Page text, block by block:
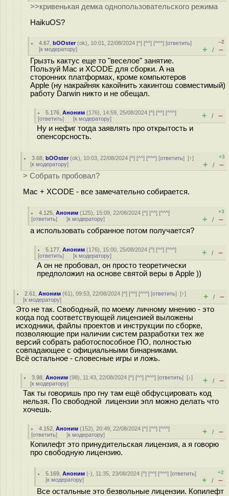
>>кривенькая демка однопользовательского режима
HaikuOS?
4.67 ,bOOster(ok), 10:01, 22/08/2024 [^] [^^] [^^^] [ответить]
[к модератору]
–2
+ / –
Грызть кактус еще то "веселое" занятие.
Пользуй Mac и XCODE для сборки. А на
сторонних платформах, кроме компьютеров
Apple (ну накрайняк какойнить хакинтош совместимый)
работу Darwin никто и не обещал.
5.176 ,Аноним (176), 14:59, 25/08/2024 [^] [^^] [^^^]
[ответить] [к модератору] + / –
Ну и нефиг тогда заявлять про открытость и
опенсорсность.
3.68 ,bOOster(ok), 10:03, 22/08/2024 [^] [^^] [^^^] [ответить][↑]
[к модератору]
+3
+ / –
> Собрать пробовал?
Mac + XCODE - все замечательно собирается.
4.125 ,Аноним (125), 15:09, 22/08/2024 [^] [^^] [^^^]
[ответить] [к модератору]
+3
+ / –
а использовать собранное потом получается?
5.177 ,Аноним (176), 15:00, 25/08/2024 [^] [^^] [^^^]
[ответить] [к модератору] + / –
А он не пробовал, он просто теоретически
предположил на основе святой веры в Apple ))
2.61 ,Аноним (61), 09:53, 22/08/2024 [^] [^^] [^^^] [ответить][↑]
[к модератору] + / –
Это не так. Свободный, по моему личному мнению - это
когда под соответствующей лицензией выложены
исходники, файлы проектов и инструкции по сборке,
позволяющие при наличии систем разработки тех же
версий собрать работоспособное ПО, полностью
совпадающее с официальными бинарниками.
Всё остальное - словесные игры и ложь.
3.98 ,Аноним (98), 11:43, 22/08/2024 [^] [^^] [^^^] [ответить][↓]
[к модератору] + / –
Так ты говоришь про гну там ещё обфусцировать код
нельзя. По свободной лицензии эпл можно делать что
хочешь.
4.152 ,Аноним (152), 20:49, 22/08/2024 [^] [^^] [^^^]
[ответить] [к модератору] + / –
Копилефт это принудительская лицензия, а я говорю
про свободную лицензию.
5.169 ,Аноним (-), 11:35, 23/08/2024 [^] [^^] [^^^] [ответить]
[к модератору]
+2
+ / –
Все остальные это безвольные лицензии. Копилефт